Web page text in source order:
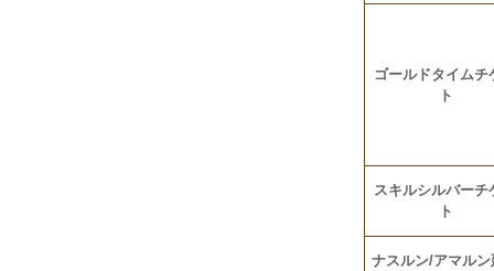
ゴールドタイムチ
ト
スキルシルバーチ
ト
ナスルン/アマル